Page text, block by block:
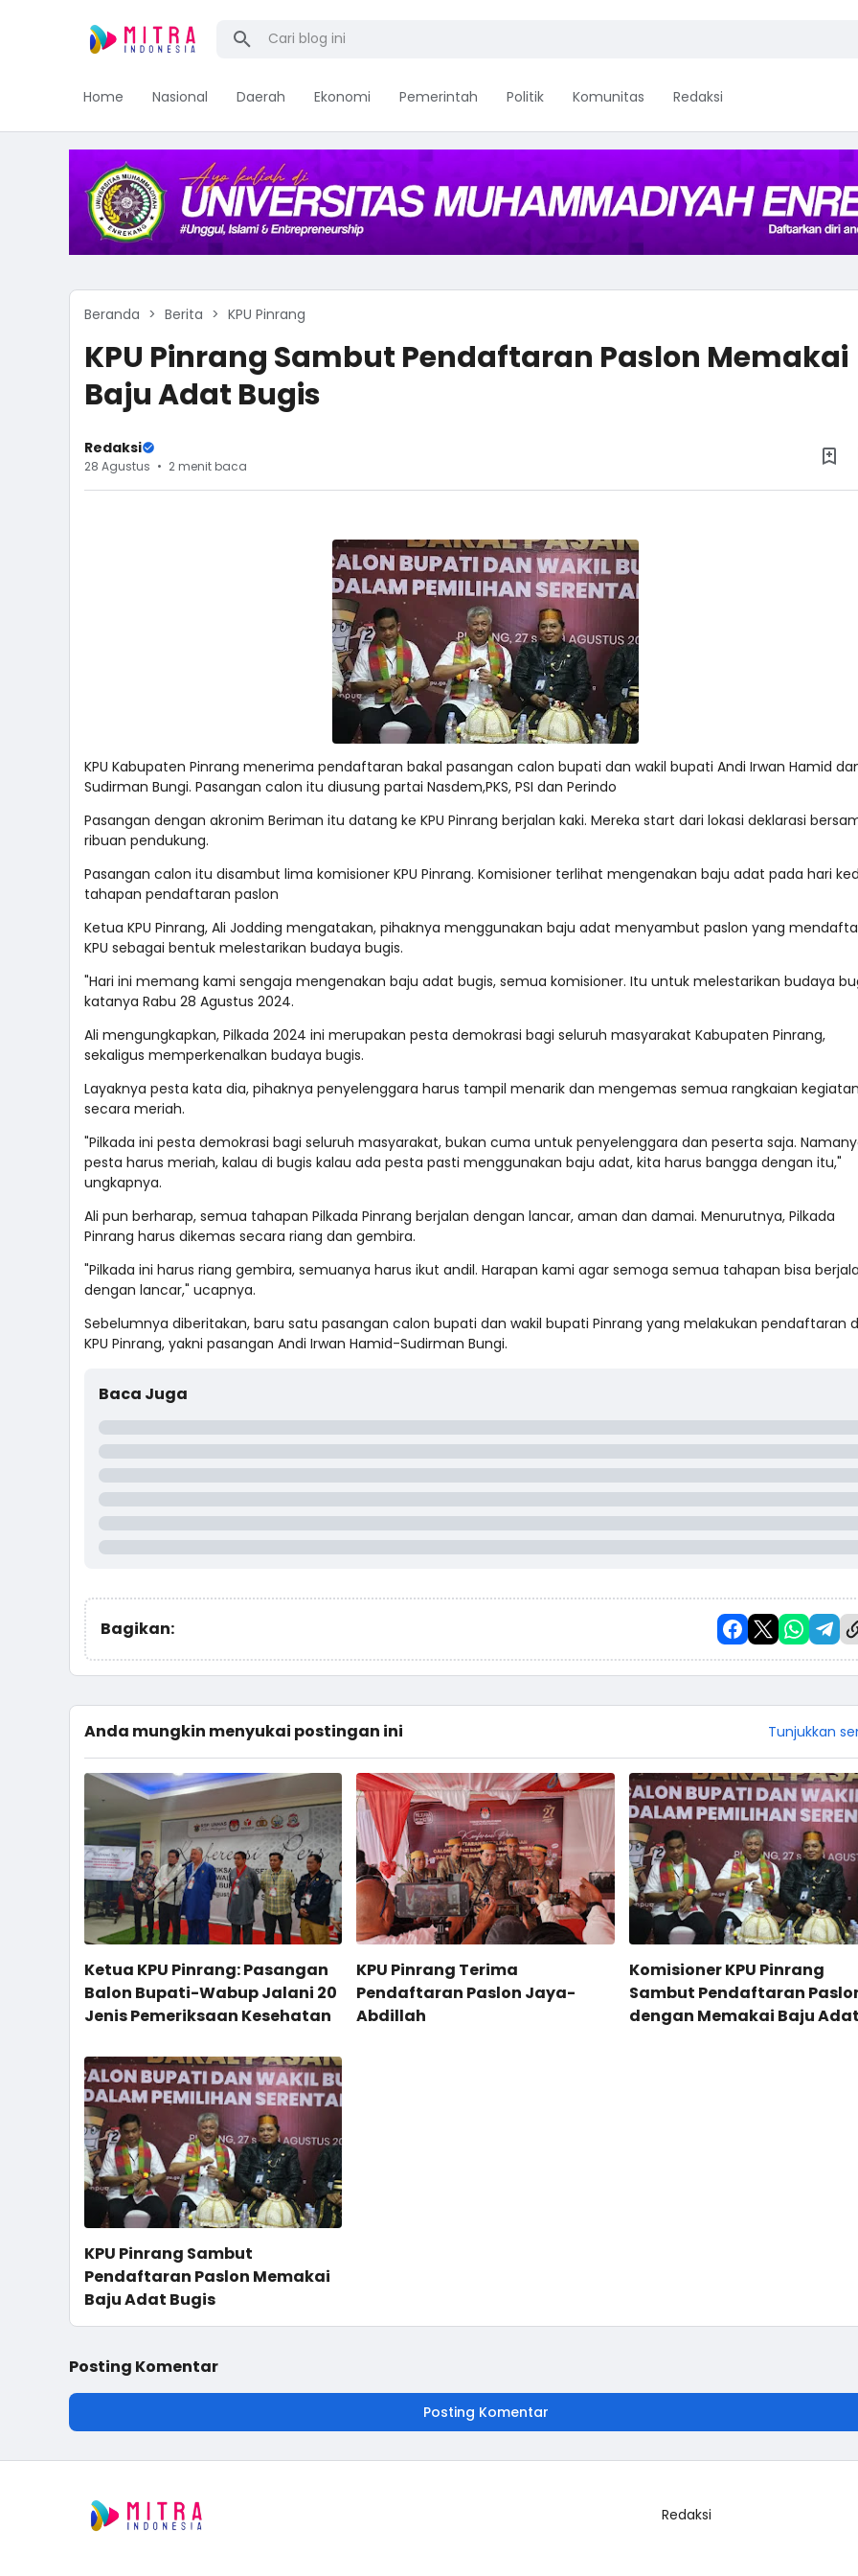
Home Nasional Daerah Ekonomi Pemerintah Politik Komunitas Redaksi
Beranda Berita KPU Pinrang
KPU Pinrang Sambut Pendaftaran Paslon Memakai
Baju Adat Bugis
Redaksi
28 Agustus 2 menit baca
KPU Kabupaten Pinrang menerima pendaftaran bakal pasangan calon bupati dan wakil bupati Andi Irwan Hamid
Sudirman Bungi. Pasangan calon itu diusung partai Nasdem,PKS, PSI dan Perindo
Pasangan dengan akronim Beriman itu datang ke KPU Pinrang berjalan kaki. Mereka start dari lokasi deklarasi
ribuan pendukung.
Pasangan calon itu disambut lima komisioner KPU Pinrang. Komisioner terlihat mengenakan baju adat pada hari
tahapan pendaftaran paslon
Ketua KPU Pinrang, Ali Jodding mengatakan, pihaknya menggunakan baju adat menyambut paslon yang
KPU sebagai bentuk melestarikan budaya bugis.
"Hari ini memang kami sengaja mengenakan baju adat bugis, semua komisioner. Itu untuk melestarikan budaya
katanya Rabu 28 Agustus 2024.
Ali mengungkapkan, Pilkada 2024 ini merupakan pesta demokrasi bagi seluruh masyarakat Kabupaten Pinrang,
sekaligus memperkenalkan budaya bugis.
Layaknya pesta kata dia, pihaknya penyelenggara harus tampil menarik dan mengemas semua rangkaian kegiatan
secara meriah.
"Pilkada ini pesta demokrasi bagi seluruh masyarakat, bukan cuma untuk penyelenggara dan peserta saja.
pesta harus meriah, kalau di bugis kalau ada pesta pasti menggunakan baju adat, kita harus bangga dengan itu,"
ungkapnya.
Ali pun berharap, semua tahapan Pilkada Pinrang berjalan dengan lancar, aman dan damai. Menurutnya, Pilkada
Pinrang harus dikemas secara riang dan gembira.
"Pilkada ini harus riang gembira, semuanya harus ikut andil. Harapan kami agar semoga semua tahapan bisa
dengan lancar," ucapnya.
Sebelumnya diberitakan, baru satu pasangan calon bupati dan wakil bupati Pinrang yang melakukan pendaftaran
KPU Pinrang, yakni pasangan Andi Irwan Hamid-Sudirman Bungi.
Baca Juga
Bagikan:
Anda mungkin menyukai postingan ini Tunjukkan
Ketua KPU Pinrang: Pasangan
Balon Bupati-Wabup Jalani 20
Jenis Pemeriksaan Kesehatan
KPU Pinrang Terima
Pendaftaran Paslon Jaya-
Abdillah
Komisioner KPU Pinrang
Sambut Pendaftaran
dengan Memakai Baju Adat
KPU Pinrang Sambut
Pendaftaran Paslon Memakai
Baju Adat Bugis
Posting Komentar
Posting Komentar
Redaksi